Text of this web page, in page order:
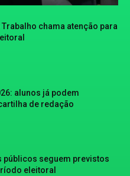
chama atenção para
alunos já podem
de redação
públicos seguem previstos
eleitoral